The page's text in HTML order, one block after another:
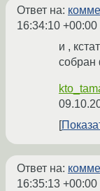
Ответ на:
16:34:10 +00:00
и ,
Ответ на:
16:35:13 +00:00